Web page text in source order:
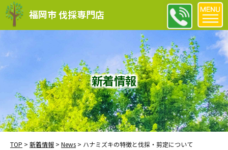
福岡市 伐採専門店
新着情報
TOP > 新着情報 > News > ハナミズキの特徴と伐採・剪定について